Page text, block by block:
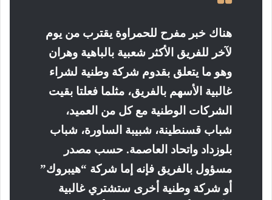
هناك خبر مفرح للحمراوة يقترب من يوم
لآخر للفريق الأكثر شعبية بالباهية وهران
وهو ما يتعلق بقدوم شركة وطنية لشراء
غالبية الأسهم بالفريق، مثلما فعلتا بقيت
الشركات الوطنية مع كل من العميد،
شباب قسنطينة، شبيبة الساورة، شباب
بلوزداد واتحاد العاصمة. حسب مصدر
مسؤول بالفريق فإنه إما شركة “هيبروك”
أو شركة وطنية أخرى ستشتري غالبية